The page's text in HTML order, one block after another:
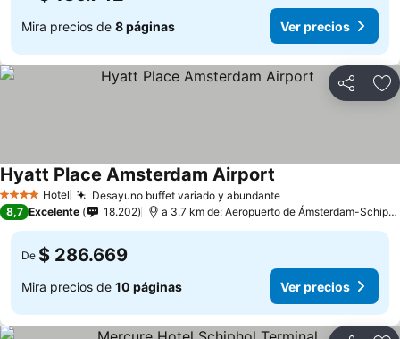
Mira precios de 8 páginas Ver precios
Compartir
4 EstrellasHotel Desayuno buffet variado y abundante
Hyatt Place Amsterdam Airport
8,7 Excelente 18.202 a 3.7 km de: Aeropuerto de Ámsterdam-Schiphol
De $ 286.669
Mira precios de 10 páginas Ver precios